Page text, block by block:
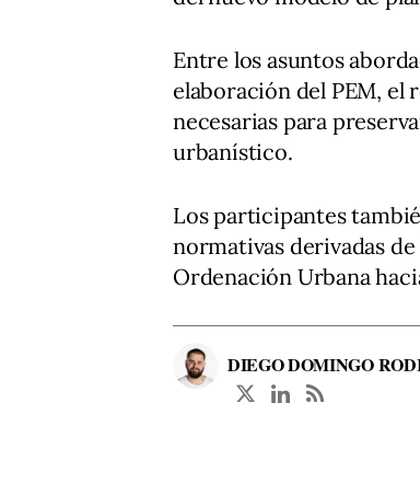
Entre los asuntos
elaboración del PEM, el
necesarias para
urbanístico.
Los participantes
normativas derivadas
Ordenación Urbana
DIEGO DOMINGO